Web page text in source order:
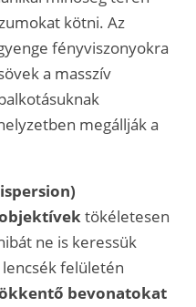
kötni. Az
fényviszonyokra
a masszív
megállják a
tökéletesen
ne is keressük
felületén
bevonatokat